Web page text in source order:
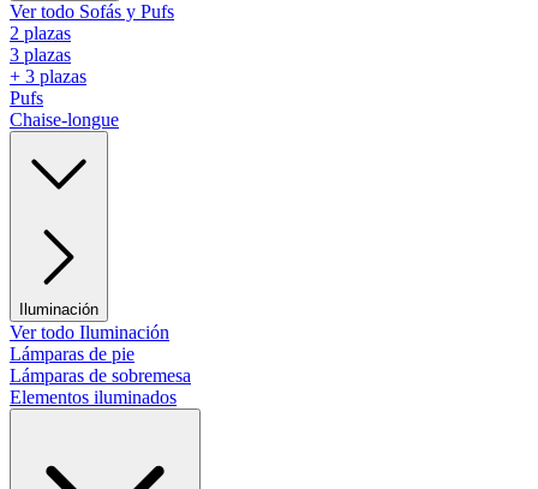
Ver todo Sofás y Pufs
2 plazas
3 plazas
+ 3 plazas
Pufs
Chaise-longue
Iluminación
Ver todo Iluminación
Lámparas de pie
Lámparas de sobremesa
Elementos iluminados